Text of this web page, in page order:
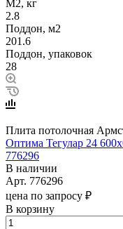
М2, кг
2.8
Поддон, м2
201.6
Поддон, упаковок
28
Плита потолочная
Оптима Тегулар 24
776296
В наличии
Арт. 776296
цена по запросу ₽
В корзину